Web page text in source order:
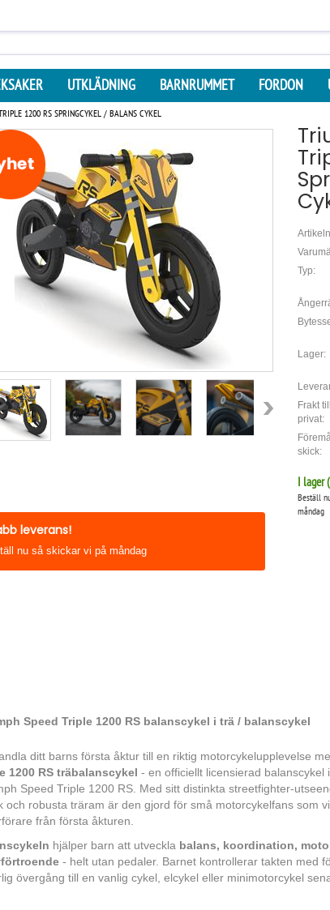
UTKLÄDNING BARNRUMMET FORDON
1200 RS SPRINGCYKEL / BALANS CYKEL
leverans!
nu så skickar vi på måndag
Typ:
Lager:
Frakt till
privat:
skick:
I lager (
Beställ
måndag
Speed Triple 1200 RS balanscykel i trä / balanscykel
ditt barns första åktur till en riktig motorcykelupplevelse
1200 RS träbalanscykel - en officiellt licensierad balanscykel
Speed Triple 1200 RS. Med sitt distinkta streetfighter-
och robusta träram är den gjord för små motorcykelfans som
från första åkturen.
hjälper barn att utveckla balans, koordination,
- helt utan pedaler. Barnet kontrollerar takten med
övergång till en vanlig cykel, elcykel eller minimotorcykel